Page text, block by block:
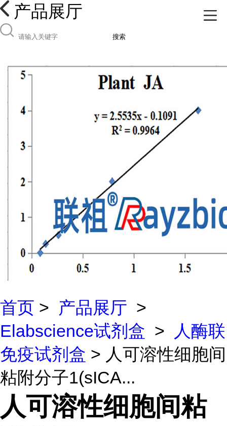
产品展厅
搜索
首页 > 产品展厅 >
Elabscience试剂盒 >
人酶联
免疫试剂盒 > 人可溶性细胞间
粘附分子1(sICA...
人可溶性细胞间粘